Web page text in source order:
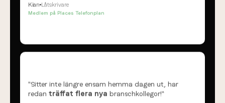
Robert Tarzi Ekonomikonsult
Medlem på Places Sickla